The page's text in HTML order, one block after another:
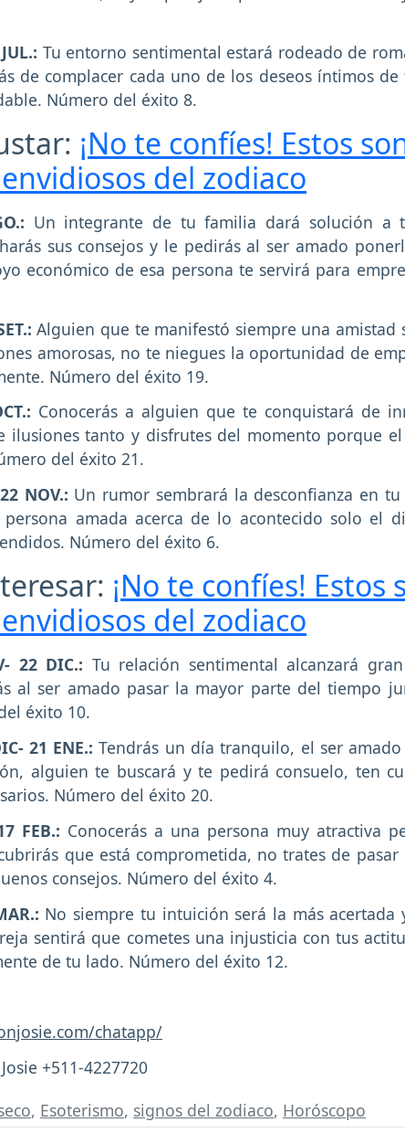
Tu entorno sentimental estará rodeado de
de complacer cada uno de los deseos íntimos
Número del éxito 8.
¡No te confíes! Estos
del zodiaco
Un integrante de tu familia dará solución a
sus consejos y le pedirás al ser amado
económico de esa persona te servirá para
Alguien que te manifestó siempre una amistad
amorosas, no te niegues la oportunidad de
Número del éxito 19.
Conocerás a alguien que te conquistará de
ilusiones tanto y disfrutes del momento porque el
del éxito 21.
NOV.: Un rumor sembrará la desconfianza en
amada acerca de lo acontecido solo el
Número del éxito 6.
¡No te confíes! Estos
del zodiaco
22 DIC.: Tu relación sentimental alcanzará
al ser amado pasar la mayor parte del tiempo
éxito 10.
21 ENE.: Tendrás un día tranquilo, el ser
alguien te buscará y te pedirá consuelo, ten
Número del éxito 20.
FEB.: Conocerás a una persona muy atractiva
que está comprometida, no trates de
consejos. Número del éxito 4.
No siempre tu intuición será la más acertada
sentirá que cometes una injusticia con tus
de tu lado. Número del éxito 12.
chatapp/
+511-4227720
, Esoterismo, signos del zodiaco, Horóscopo